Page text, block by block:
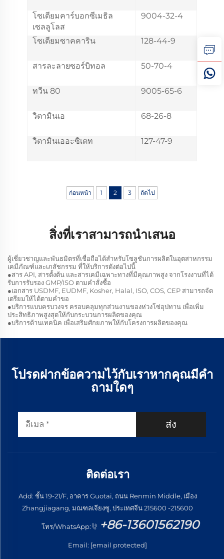
โซเดียมคาร์บอกซีเมธิล
เซลลูโลส
9004-32-4
โซเดียมซาคคาริน 128-44-9
สารละลายซอร์บิทอล 50-70-4
ทวีน 80 9005-65-6
วิตามินเอ 68-26-8
วิตามินเออะซิเตท 127-47-9
ก่อนหน้า 1 2 3 ถัดไป
สิ่งที่เราสามารถนำเสนอ
ผู้เชี่ยวชาญและพันธมิตรที่เชื่อถือได้สำหรับโซลูชันการผลิตในอุตสาหกรรม
เคมีภัณฑ์และเภสัชกรรม ที่ให้บริการดังต่อไปนี้
●สาร API, สารตั้งต้น และสารเคมีเฉพาะทางที่มีคุณภาพสูง จากโรงงานที่ได้
รับการรับรอง GMP/ISO ตามคำสั่งซื้อ
●เอกสาร USDMF, EUDMF, Kosher, Halal, ISO, COS, CEP สามารถจัด
เตรียมให้ได้ตามคำขอ
●บริการแบบครบวงจร ครอบคลุมทุกส่วนงานของห่วงโซ่อุปทาน เพื่อเพิ่ม
ประสิทธิภาพสูงสุดให้กับกระบวนการผลิตของคุณ
●บริการด้านเทคนิค เพื่อเสริมศักยภาพให้กับโครงการผลิตของคุณ
โปรดฝากข้อความไว้กับเราหากคุณมีคำ
ถามใดๆ
ส่ง
ติดต่อเรา
Add: ชั้น 19-21/F, อาคาร Guotai, ถนน Renmin Middle, เมือง
Zhangjiagang, มณฑลเจียงซู, ประเทศจีน 215600 -215600
โทร/WhatsApp: +86-13601562190
Email: [email protected]